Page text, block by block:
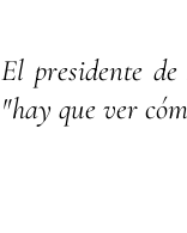
El presidente
"hay que ver